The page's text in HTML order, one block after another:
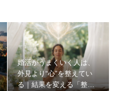
婚活がうまくいく人は、
外見より“心”を整えてい
る｜結果を変える「整え